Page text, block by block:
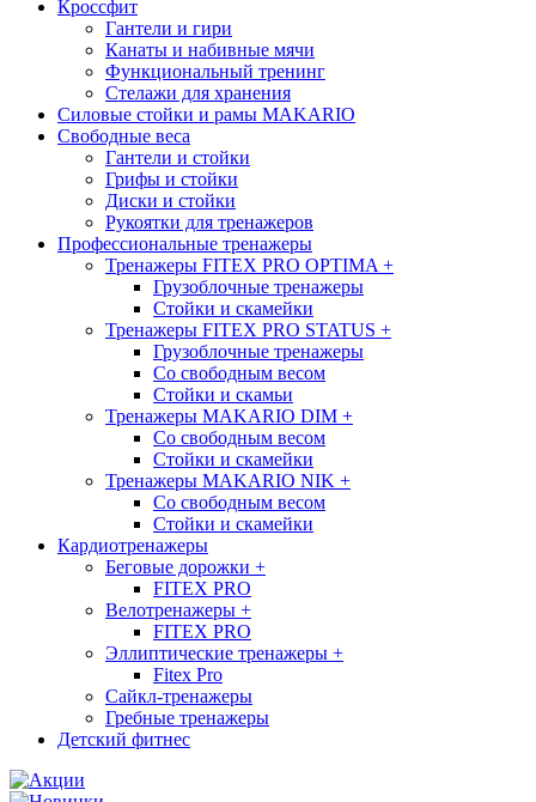
Кроссфит
Гантели и гири
Канаты и набивные мячи
Функциональный тренинг
Стелажи для хранения
Силовые стойки и рамы MAKARIO
Свободные веса
Гантели и стойки
Грифы и стойки
Диски и стойки
Рукоятки для тренажеров
Профессиональные тренажеры
Тренажеры FITEX PRO OPTIMA +
Грузоблочные тренажеры
Стойки и скамейки
Тренажеры FITEX PRO STATUS +
Грузоблочные тренажеры
Со свободным весом
Стойки и скамьи
Тренажеры MAKARIO DIM +
Со свободным весом
Стойки и скамейки
Тренажеры MAKARIO NIK +
Со свободным весом
Стойки и скамейки
Кардиотренажеры
Беговые дорожки +
FITEX PRO
Велотренажеры +
FITEX PRO
Эллиптические тренажеры +
Fitex Pro
Сайкл-тренажеры
Гребные тренажеры
Детский фитнес